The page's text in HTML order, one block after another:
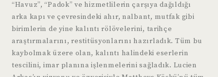
“Havuz”, “Padok” ve hizmetlilerin çarşıya dağıldığı
arka kapı ve çevresindeki ahır, nalbant, mutfak gibi
birimlerin de yine kalıntı rölövelerini, tarihçe
araştırmalarını, restitüsyonlarını hazırladık. Tüm bu
kaybolmak üzere olan, kalıntı halindeki eserlerin
tescilini, imar planına işlenmelerini sağladık. Lucien